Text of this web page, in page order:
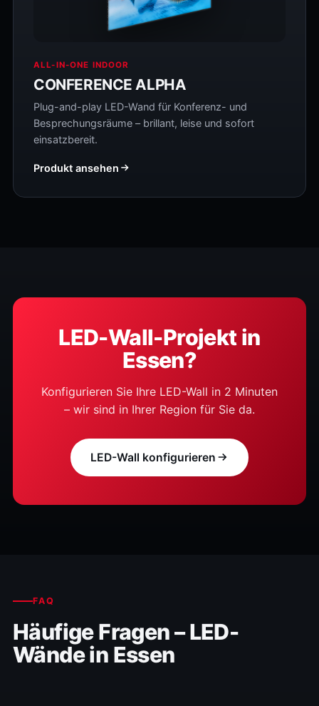
ALL-IN-ONE INDOOR
CONFERENCE ALPHA
Plug-and-play LED-Wand für Konferenz- und
Besprechungsräume – brillant, leise und sofort
einsatzbereit.
Produkt ansehen
LED-Wall-Projekt in
Essen?
Konfigurieren Sie Ihre LED-Wall in 2 Minuten
– wir sind in Ihrer Region für Sie da.
LED-Wall konfigurieren
FAQ
Häufige Fragen – LED-
Wände in Essen